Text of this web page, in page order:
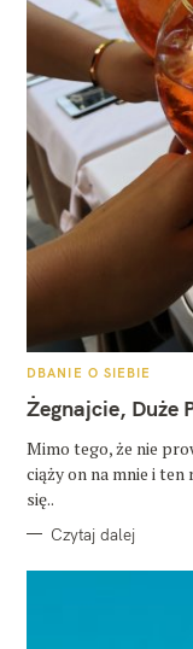
K
T
E
O
R
I
DBANIE O SIEBIE
Żegnajcie, Duże
Mimo tego, że nie
ciąży on na mnie i ten
się..
Czytaj dalej